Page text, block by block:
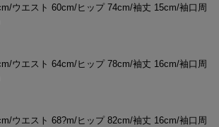
ウエスト 60cm/ヒップ 74cm/袖丈 15cm/袖口周
ウエスト 64cm/ヒップ 78cm/袖丈 16cm/袖口周
ウエスト 68?m/ヒップ 82cm/袖丈 16cm/袖口周